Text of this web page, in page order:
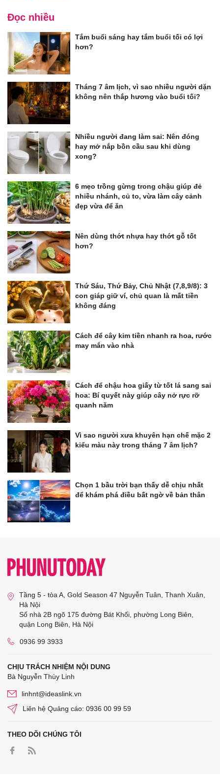
Đọc nhiều
Tắm buổi sáng hay tắm buổi tối có lợi
hơn?
Tháng 7 âm lịch, vì sao nhiều người dặn
không nên thắp hương vào buổi tối?
Nhiều người đang làm sai: Nên đóng
hay mở nắp bồn cầu sau khi dùng
xong?
6 mẹo trồng gừng trong chậu giúp đẻ
nhiều nhánh, củ to, vừa làm cây cảnh
đẹp vừa để ăn
Nên dùng thớt nhựa hay thớt gỗ tốt
hơn?
Thứ Sáu, Thứ Bảy, Chủ Nhật (7,8,9/8): 3
con giáp giữ ví, chủ quan là mất tiền
không đáng
Cách để cây kim tiền nhanh ra hoa, rước
may mắn vào nhà
Cách để chậu hoa giấy từ tốt lá sang sai
hoa: Bí quyết này giúp cây nở rực rỡ
quanh năm
Vì sao người xưa khuyên hạn chế mặc 2
kiểu màu này trong tháng 7 âm lịch?
Chọn 1 bầu trời bạn thấy dễ chịu nhất
để khám phá điều bất ngờ về bản thân
Tầng 5 - tòa A, Gold Season 47 Nguyễn Tuân, Thanh Xuân,
Hà Nội
Số nhà 2B ngõ 175 đường Bát Khối, phường Long Biên,
quận Long Biên, Hà Nội
0936 99 3933
CHỊU TRÁCH NHIỆM NỘI DUNG
Bà Nguyễn Thùy Linh
linhnt@ideaslink.vn
Liên hệ Quảng cáo: 0936 00 99 59
THEO DÕI CHÚNG TÔI